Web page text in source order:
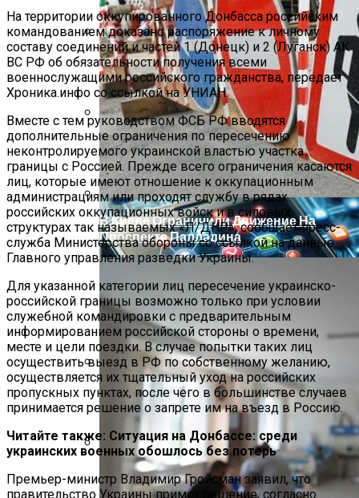
Растущая Концентрация Власти В
Руках Си Цзиньпина: Мир Не Обмануть
Военные Рельсы Спасут Британскую
Экономику?
Извержение Вулкана На Юге Исландии:
Чрезвычайное Положение И Эвакуация
Индия Не Будет Спрашивать
Разрешения На Запуск Моделей ИИ
В Киеве Ограничили Движение На
Проспекте Палладина
На территории оккупированного Донбасса российским
командованием доказано распоряжение к личному
составу соединений и частей 1 (Донецк) и 2 (Луганск) АК
ВС РФ об обязательности получения всеми
военнослужащими российского гражданства, передает
Хроника.инфо со ссылкой на УНИАН.
Вместе с тем руководством ФСБ РФ вводятся
дополнительные ограничения по пересечению
неконтролируемого украинской властью участка
границы с Россией. Прежде всего ограничения касаются
лиц, которые имеют отношение к оккупационным
администрациям или проходят службу в рядах
российских оккупационных войск и в силовых
структурах так называемых «Л/ДНР», сообщает пресс-
служба Министерства обороны со ссылкой на данные
Главного управления разведки Украины.
Для указанной категории лиц пересечение украинско-
российской границы возможно только при условии
служебной командировки с предварительным
информированием российской стороны о времени,
месте и цели поездки. В случае попытки таких лиц
осуществить выезд в РФ по собственному желанию,
осуществляется их тщательный уход на российских
пропускных пунктах, после чего в большинстве случаев
принимается решение о запрете им на въезд в Россию.
Читайте также: Ситуация на Донбассе: среди
украинских военных обошлось без потерь
Премьер-министр Владимир Гройсман заявил, что
правительство Украины примет решение, согласно